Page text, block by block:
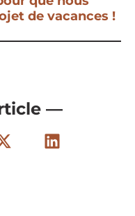
de vacances !
—